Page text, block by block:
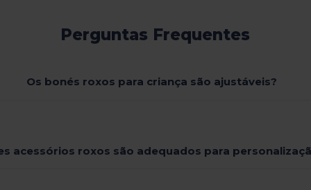
Perguntas Frequentes
Os bonés roxos para criança são ajustáveis?
acessórios roxos são adequados para